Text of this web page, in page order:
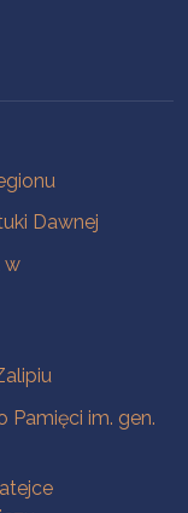
Dawnej
w
Pamięci im. gen.